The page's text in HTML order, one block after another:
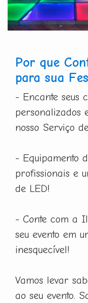
Por que
para sua
- Encante seus
personalizados
nosso Serviço
- Equipamento
profissionais e
de LED!
- Conte com a
seu evento em
inesquecível!
Vamos levar
ao seu evento.